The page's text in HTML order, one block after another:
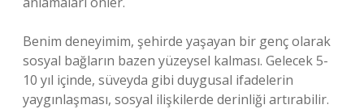
Benim deneyimim, şehirde yaşayan bir genç olarak
sosyal bağların bazen yüzeysel kalması. Gelecek 5-
10 yıl içinde, süveyda gibi duygusal ifadelerin
yaygınlaşması, sosyal ilişkilerde derinliği artırabilir.